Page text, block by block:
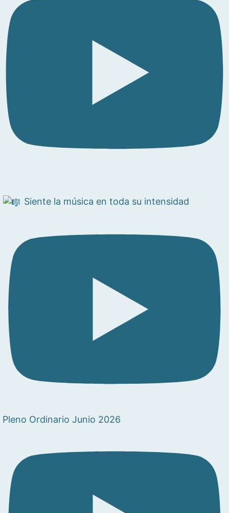
Siente la música en toda su intensidad
Pleno Ordinario Junio 2026